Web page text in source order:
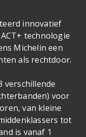
innovatief
technologie
Michelin een
als rechtdoor.
verschillende
voor
van kleine
tot
is vanaf 1